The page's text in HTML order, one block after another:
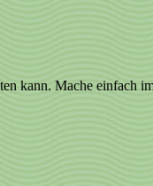
kann. Mache einfach